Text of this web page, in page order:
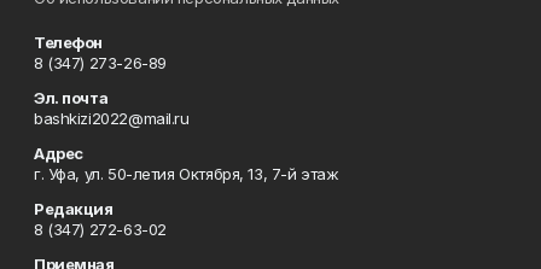
Телефон
8 (347) 273-26-89
Эл. почта
bashkizi2022@mail.ru
Адрес
г. Уфа, ул. 50-летия Октября, 13, 7-й этаж
Редакция
8 (347) 272-63-02
Приемная